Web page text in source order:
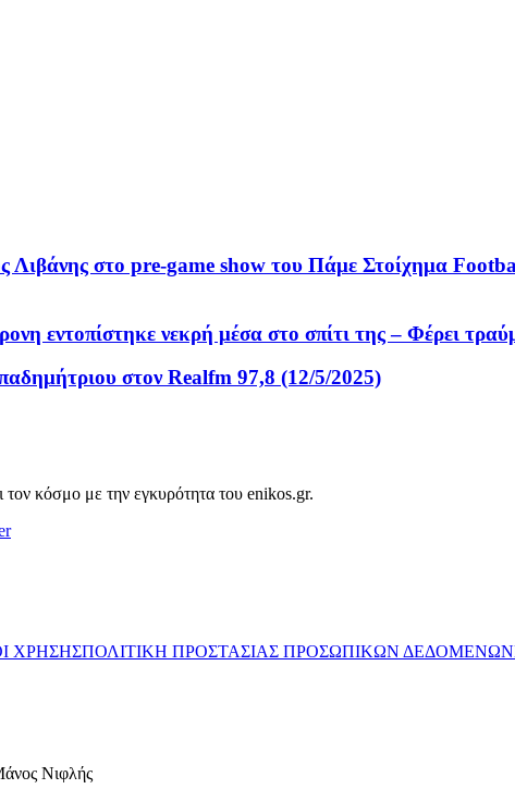
Λιβάνης στο pre-game show του Πάμε Στοίχημα
εντοπίστηκε νεκρή μέσα στο σπίτι της – Φέρει
στον Realfm 97,8 (12/5/2025)
τον κόσμο με την εγκυρότητα του enikos.gr.
ΧΡΗΣΗΣΠΟΛΙΤΙΚΗ ΠΡΟΣΤΑΣΙΑΣ ΠΡΟΣΩΠΙΚΩΝ ΔΕΔΟΜΕΝΩΝ
Νιφλής